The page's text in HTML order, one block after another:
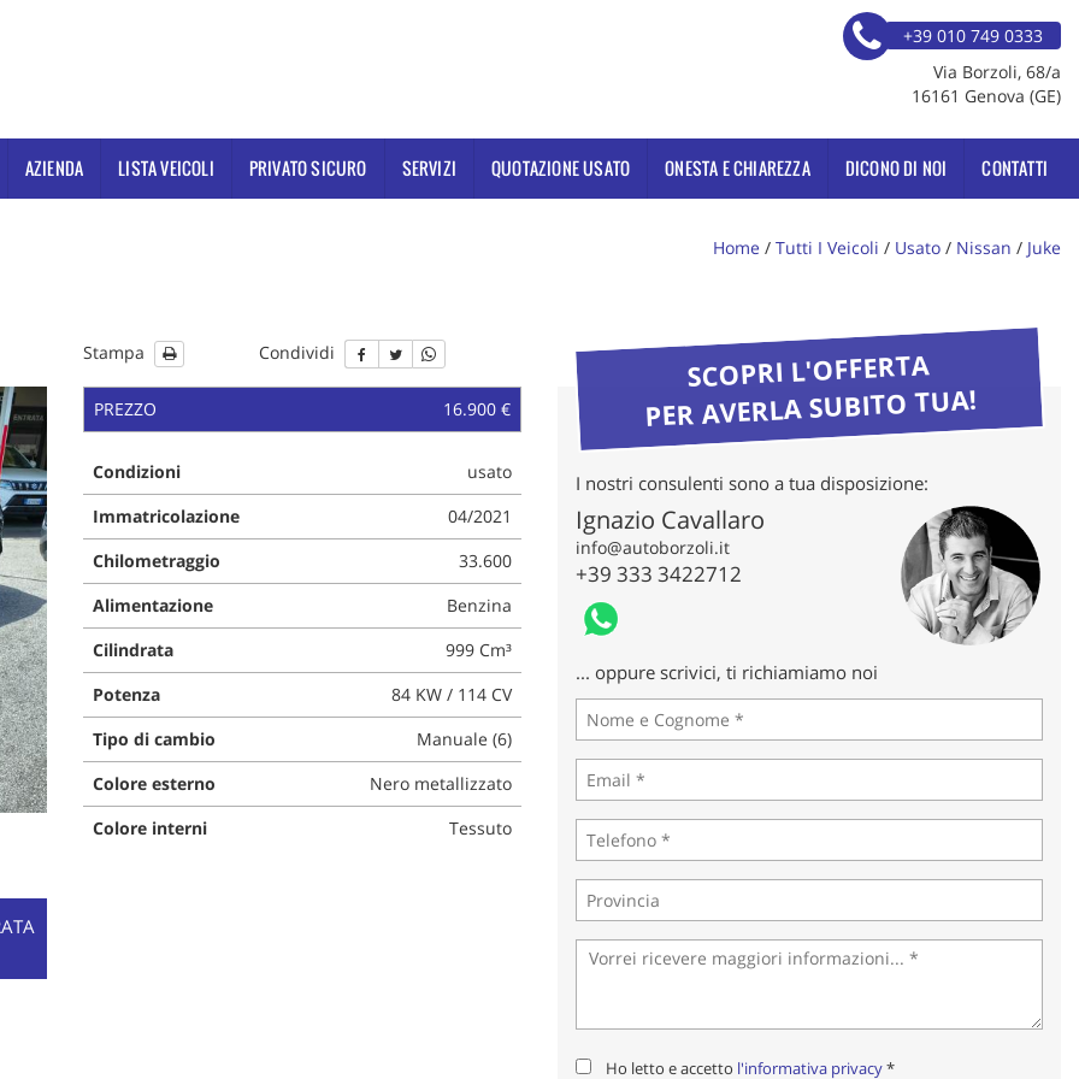
+39 010 749 0333
Via Borzoli, 68/a
16161 Genova (GE)
AZIENDA LISTA VEICOLI PRIVATO SICURO SERVIZI QUOTAZIONE USATO ONESTA E CHIAREZZA DICONO DI NOI CONTATTI
Home / Tutti I Veicoli / Usato / Nissan / Juke
Stampa Condividi
PREZZO 16.900 €
Condizioni
usato
Immatricolazione
04/2021
Chilometraggio
33.600
Alimentazione
Benzina
Cilindrata
999 Cm³
Potenza
84 KW / 114 CV
Tipo di cambio
Manuale (6)
Colore esterno
Nero metallizzato
Colore interni
Tessuto
SCOPRI L'OFFERTA
PER AVERLA SUBITO TUA!
I nostri consulenti sono a tua disposizione:
Ignazio Cavallaro
info@autoborzoli.it
+39 333 3422712
... oppure scrivici, ti richiamiamo noi
Ho letto e accetto l'informativa privacy*